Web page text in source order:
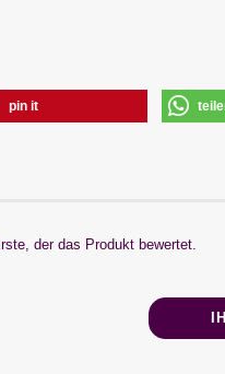
pin it
der das Produkt bewertet.